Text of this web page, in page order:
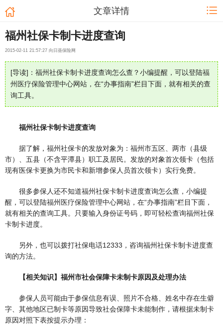
文章详情
福州社保卡制卡进度查询
2015-02-11 21:57:27 向日葵保险网
[导读]：福州社保卡制卡进度查询怎么查？小编提醒，可以登陆福
州医疗保险管理中心网站，在“办事指南”栏目下面，就有相关的查
询工具。
福州社保卡制卡进度查询
据了解，福州社保卡的发放对象为：福州市五区、两市（县级
市）、五县（不含平潭县）职工及居民。发放的对象首次领卡（包括
现有医保卡更换为市民卡和新增参保人员首次领卡）实行免费。
很多参保人还不知道福州社保卡制卡进度查询怎么查，小编提
醒，可以登陆福州医疗保险管理中心网站，在“办事指南”栏目下面，
就有相关的查询工具。只要输入身份证号码，即可轻松查询福州社保
卡制卡进度。
另外，也可以拨打社保电话12333，咨询福州社保卡制卡进度查
询的方法。
【相关知识】福州市社会保障卡未制卡原因及处理办法
参保人员可能由于参保信息有误、照片不合格、姓名中存在生僻
字、其他地区已制卡等原因导致社会保障卡未能制作，请根据未制卡
原因对照下表按提示办理：